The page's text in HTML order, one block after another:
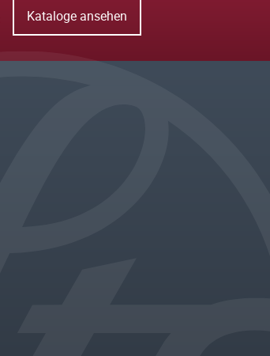
Kataloge ansehen